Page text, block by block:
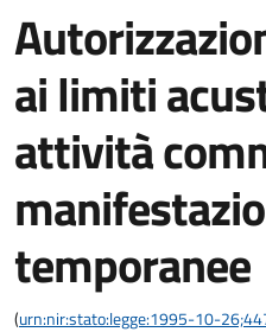
ai limiti
attività
temporanee
(urn:nir:stato:legge:1995-10-